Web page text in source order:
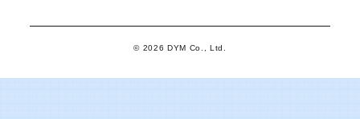
© 2026 DYM Co., Ltd.